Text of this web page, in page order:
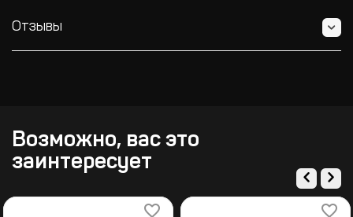
Отзывы
Возможно, вас это
заинтересует